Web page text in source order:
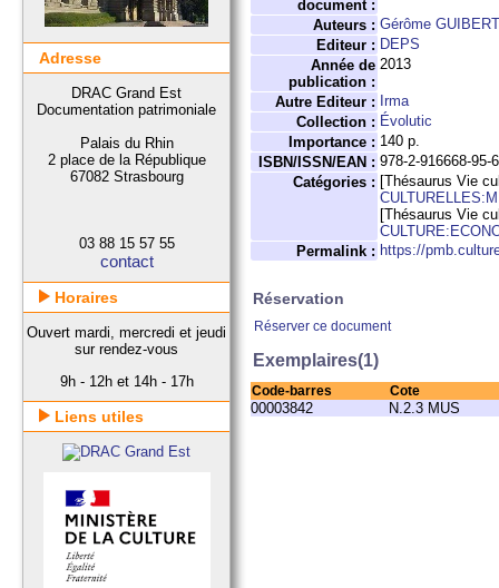
document :
Auteurs : Gérôme
Editeur : DEPS
Année de
publication :
2013
Autre Editeur : Irma
Collection : Évolutic
Importance : 140 p.
ISBN/ISSN/EAN : 978-2-916668-95-6
Catégories : [Thésaurus Vie
[Thésaurus Vie
Permalink : https://
Réservation
Réserver ce document
Exemplaires(1)
Code-barres Cote
00003842 N.2.3 MUS
Adresse
DRAC Grand Est
Documentation patrimoniale
Palais du Rhin
2 place de la République
67082 Strasbourg
03 88 15 57 55
contact
Horaires
Ouvert mardi, mercredi et jeudi
sur rendez-vous
9h - 12h et 14h - 17h
Liens utiles